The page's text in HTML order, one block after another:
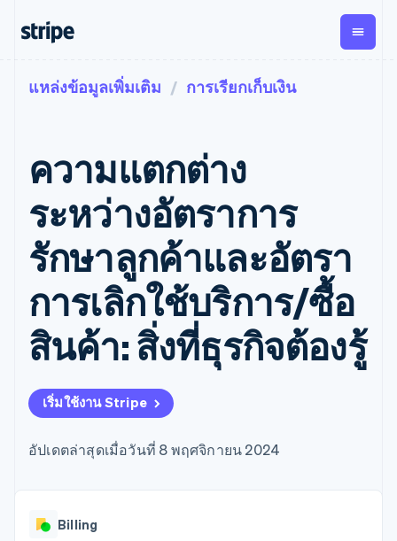
การชำระเงิน
ออนไลน์
Payment links
การชำระเงิน
เขียนโค้ด
Checkout
UI การชำระ
เงินสำเร็จรูป
Elements
องค์ประกอบ UI
ที่ยืดหยุ่น
วิธีการชำระ
มากกว่า 125
รายการ
Authorization
ยกระดับการ
รวดเร็วขึ้น
รายรับ
รายรับตาม
แบบแผนล่วง
หน้า
Metronome
การเรียกเก็บ
เงินตามการ
ใช้งาน
การชำระเงิน
ตามรอบบิล
การจัดการ
การชำระเงิน
ตามรอบบิล
Invoicing
ครั้งเดียวหรือ
ตามแบบแผน
ขายและ VAT
อัตโนมัติ
Revenue
การ
เบิกจ่าย
ให้กับ
บุคคลที่
สาม
ตามขั้น
ตามกรณีใช้งาน
การค้าแบบใช้เอเจนต์
อีคอมเมิร์ซ
บริการทางการเงินที่ผสาน
รวมในตัว
การทำงานอัตโนมัติด้าน
การเงิน
ธุรกิจทั่วโลก
การชำระเงินในแอป
การจัดการเงิน
แพลตฟอร์ม
เอกสารประกอบ
ไลบรารีและ SDK
Stripe Apps
คู่มือ
รับการชำระเงินออนไลน์
ติดตั้งใช้งานการชำระเงิน
สำเร็จรูป
สร้างแพลตฟอร์มหรือ
มาร์เก็ตเพลส
จัดการการชำระเงินตาม
เสนอการเรียกเก็บเงินตาม
การใช้งาน
รองรับอยู่
จัดเตรียมและจัดการ
เรียนรู้
คู่มือ
การสนับสนุน
รับการสนับสนุน
แพ็กเกจการสนับสนุนที่ได้
รับการจัดการ
บริการเฉพาะทาง
บริษัท
แผนงานผลิตภัณฑ์
การประชุมประจำปีแบบ
เซสชัน
แหล่งข้อมูลเพิ่มเติม การเรียกเก็บเงิน
ความแตกต่าง
ระหว่างอัตราการ
รักษาลูกค้าและอัตรา
การเลิกใช้บริการ/ซื้อ
สินค้า: สิ่งที่ธุรกิจต้องรู้
เริ่มใช้งาน Stripe
อัปเดตล่าสุดเมื่อวันที่ 8 พฤศจิกายน 2024
Billing